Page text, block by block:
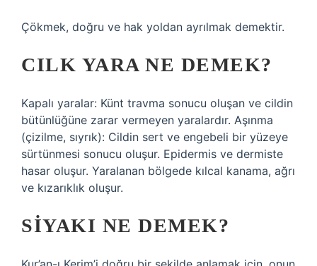
Çökmek, doğru ve hak yoldan ayrılmak demektir.
CILK YARA NE DEMEK?
Kapalı yaralar: Künt travma sonucu oluşan ve cildin
bütünlüğüne zarar vermeyen yaralardır. Aşınma
(çizilme, sıyrık): Cildin sert ve engebeli bir yüzeye
sürtünmesi sonucu oluşur. Epidermis ve dermiste
hasar oluşur. Yaralanan bölgede kılcal kanama, ağrı
ve kızarıklık oluşur.
SIYAKI NE DEMEK?